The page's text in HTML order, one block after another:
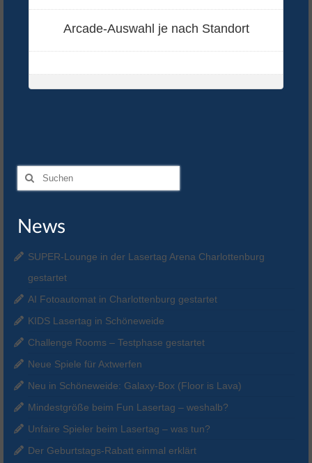
Arcade-Auswahl je nach Standort
Suchen
nach:
News
SUPER-Lounge in der Lasertag Arena Charlottenburg
gestartet
AI Fotoautomat in Charlottenburg gestartet
KIDS Lasertag in Schöneweide
Challenge Rooms – Testphase gestartet
Neue Spiele für Axtwerfen
Neu in Schöneweide: Galaxy-Box (Floor is Lava)
Mindestgröße beim Fun Lasertag – weshalb?
Unfaire Spieler beim Lasertag – was tun?
Der Geburtstags-Rabatt einmal erklärt